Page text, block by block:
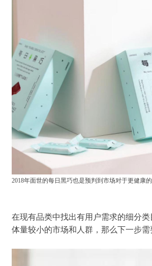
2018年面世的每日黑巧也是预判到市场对于更健康
在现有品类中找出有用户需求的细分
体量较小的市场和人群，那么下一步